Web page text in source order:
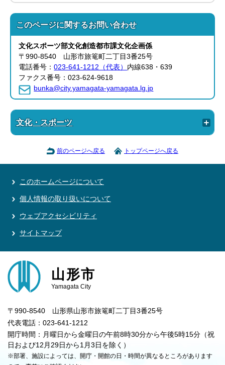
このページに関するお問い合わせ
文化スポーツ部文化創造都市課文化企画係
〒990-8540 山形市旅篭町二丁目3番25号
電話番号：023-641-1212（代表） 内線638・639
ファクス番号：023-624-9618
bunka@city.yamagata-yamagata.lg.jp
文化・スポーツ
前のページへ戻る トップページへ戻る
このホームページについて
個人情報の取り扱いについて
ウェブアクセシビリティ
サイトマップ
山形市
Yamagata City
〒990-8540 山形県山形市旅篭町二丁目3番25号
代表電話：023-641-1212
開庁時間：月曜日から金曜日の午前8時30分から午後5時15分（祝
日および12月29日から1月3日を除く）
※部署、施設によっては、開庁・開館の日・時間が異なるところがあります